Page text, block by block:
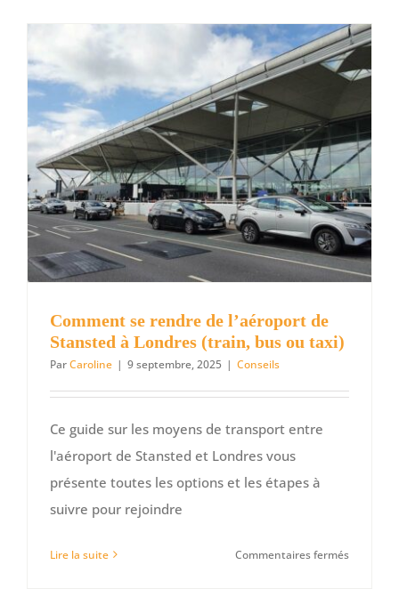
proche
de
Marseille
où
aller
profiter
de
la
neige
?
Comment se rendre de l’aéroport de
Stansted à Londres (train, bus ou taxi)
ParCaroline | 9 septembre, 2025 | Conseils
Ce guide sur les moyens de transport entre
l'aéroport de Stansted et Londres vous
présente toutes les options et les étapes à
suivre pour rejoindre
Lire la suite Commentaires ferméssur